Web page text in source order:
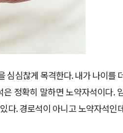
심심찮게 목격한다. 내가 나이를
정확히 말하면 노약자석이다.
다. 경로석이 아니고 노약자석인